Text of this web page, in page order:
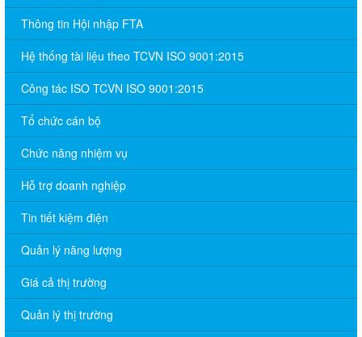
Thông tin Hội nhập FTA
Hệ thống tài liệu theo TCVN ISO 9001:2015
Công tác ISO TCVN ISO 9001:2015
Tổ chức cán bộ
Chức năng nhiệm vụ
Hỗ trợ doanh nghiệp
Tin tiết kiệm điện
Quản lý năng lượng
Giá cả thị trường
Quản lý thị trường